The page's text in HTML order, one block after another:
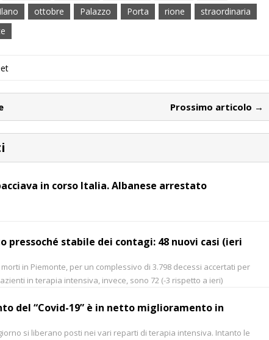
ottobre Palazzo Porta rione
straordinaria
Prossimo articolo →
in corso Italia. Albanese arrestato
pressoché stabile dei contagi: 48 nuovi casi (ieri
morti in Piemonte, per un complessivo di 3.798 decessi accertati per
in terapia intensiva, invece, sono 72 (-3 rispetto a ieri)
del “Covid-19” è in netto miglioramento in
si liberano posti nei vari reparti di terapia intensiva. Intanto le